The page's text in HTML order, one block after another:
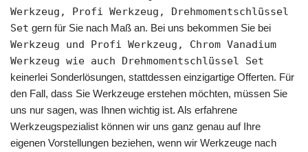
Werkzeug, Profi Werkzeug, Drehmomentschlüssel
Set gern für Sie nach Maß an. Bei uns bekommen Sie bei
Werkzeug und Profi Werkzeug, Chrom Vanadium
Werkzeug wie auch Drehmomentschlüssel Set
keinerlei Sonderlösungen, stattdessen einzigartige Offerten. Für
den Fall, dass Sie Werkzeuge erstehen möchten, müssen Sie
uns nur sagen, was Ihnen wichtig ist. Als erfahrene
Werkzeugspezialist können wir uns ganz genau auf Ihre
eigenen Vorstellungen beziehen, wenn wir Werkzeuge nach